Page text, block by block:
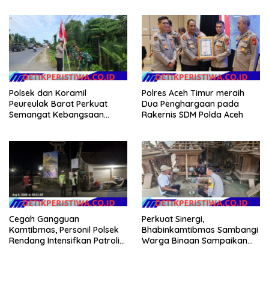
Kinerja Dinas Pertanian
Polsek dan Koramil
Peureulak Barat Perkuat
Semangat Kebangsaan
Polres Aceh Timur meraih
Dua Penghargaan pada
Rakernis SDM Polda Aceh
Cegah Gangguan
Kamtibmas, Personil Polsek
Rendang Intensifkan Patroli
Perkuat Sinergi,
Bhabinkamtibmas Sambangi
Warga Binaan Sampaikan